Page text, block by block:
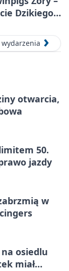
Dzikiego
otwarcia,
50.
jazdy
w
osiedlu
miał